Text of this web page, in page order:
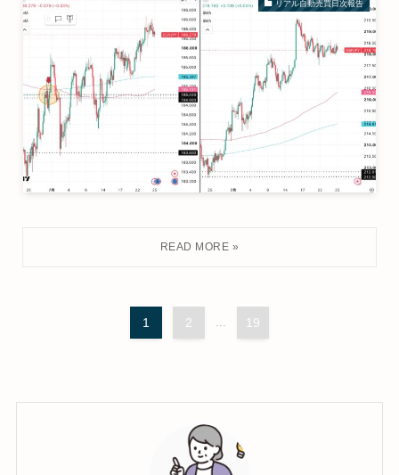
リアル自動売買日次報告
1 2 ... 19